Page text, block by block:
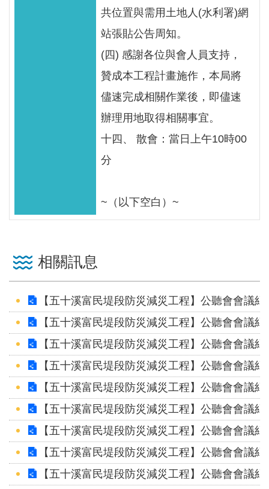
共位置與需用土地人(水利署)網
站張貼公告周知。
(四) 感謝各位與會人員支持，
贊成本工程計畫施作，本局將
儘速完成相關作業後，即儘速
辦理用地取得相關事宜。
十四、 散會：當日上午10時00
分
~（以下空白）~
相關訊息
【五十溪富民堤段防災減災工程】公聽會會議
【五十溪富民堤段防災減災工程】公聽會會議
【五十溪富民堤段防災減災工程】公聽會會議
【五十溪富民堤段防災減災工程】公聽會會議
【五十溪富民堤段防災減災工程】公聽會會議
【五十溪富民堤段防災減災工程】公聽會會議
【五十溪富民堤段防災減災工程】公聽會會議
【五十溪富民堤段防災減災工程】公聽會會議
【五十溪富民堤段防災減災工程】公聽會會議